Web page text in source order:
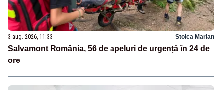
3 aug. 2026, 11:33 Stoica Marian
Salvamont România, 56 de apeluri de urgență în 24 de
ore